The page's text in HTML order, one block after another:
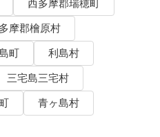
西多摩郡瑞穂町
摩郡檜原村
町
利島村
三宅島三宅村
青ヶ島村